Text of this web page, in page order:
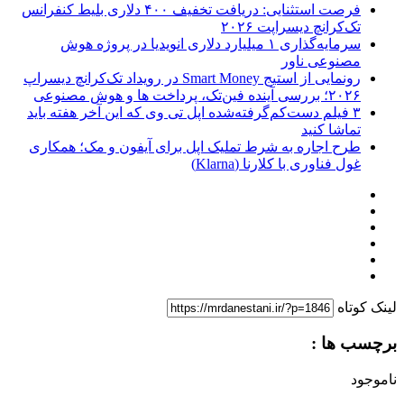
فرصت استثنایی: دریافت تخفیف ۴۰۰ دلاری بلیط کنفرانس
تک‌کرانچ دیسراپت ۲۰۲۶
سرمایه‌گذاری ۱ میلیارد دلاری انویدیا در پروژه هوش
مصنوعی ناور
رونمایی از استیج Smart Money در رویداد تک‌کرانچ دیسراپ
۲۰۲۶؛ بررسی آینده فین‌تک، پرداخت‌ ها و هوش مصنوعی
۳ فیلم دست‌کم‌گرفته‌شده اپل تی وی که این آخر هفته باید
تماشا کنید
طرح اجاره به شرط تملیک اپل برای آیفون و مک؛ همکاری
غول فناوری با کلارنا (Klarna)
لینک کوتاه
برچسب ها :
ناموجود